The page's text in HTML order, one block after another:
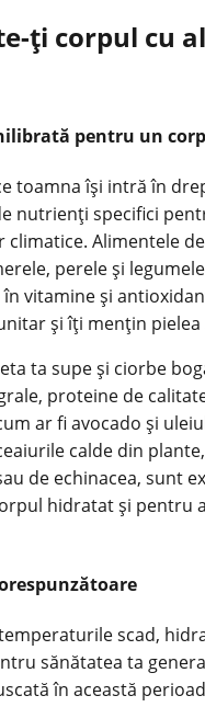
ți corpul cu
pentru un
toamna își intră în
nutrienți specifici
Alimentele
perele și
vitamine și
și îți mențin
ta supe și ciorbe
proteine de
ar fi avocado și
calde din
de echinacea, sunt
hidratat și pentru
scad,
sănătatea ta
în această